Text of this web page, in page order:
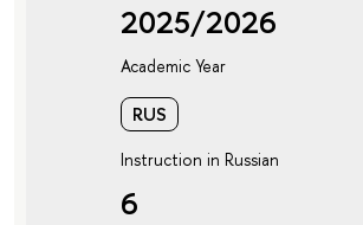
2025/2026
Academic Year
RUS
Instruction in Russian
6